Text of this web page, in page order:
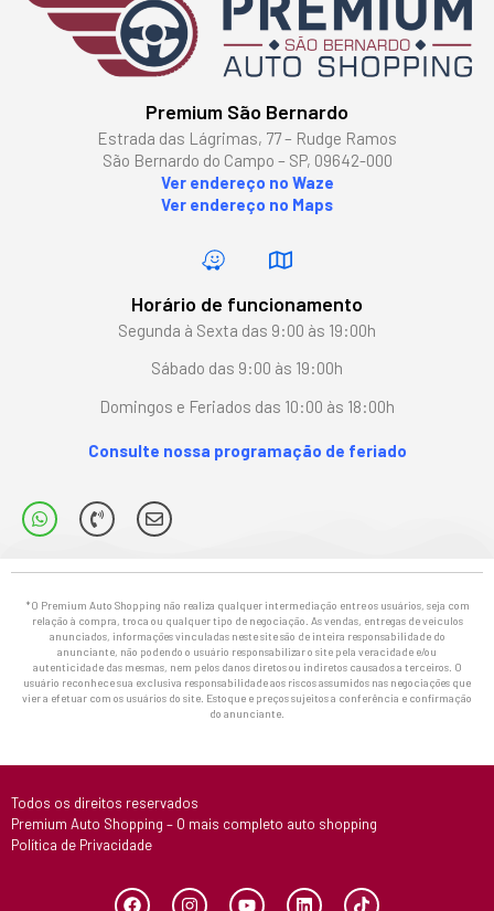
Premium São Bernardo
Estrada das Lágrimas, 77 – Rudge Ramos
São Bernardo do Campo – SP, 09642-000
Ver endereço no Waze
Ver endereço no Maps
Horário de funcionamento
Segunda à Sexta das 9:00 às 19:00h
Sábado das 9:00 às 19:00h
Domingos e Feriados das 10:00 às 18:00h
Consulte nossa programação de feriado
*O Premium Auto Shopping não realiza qualquer intermediação entre os usuários, seja com
relação à compra, troca ou qualquer tipo de negociação. As vendas, entregas de veículos
anunciados, informações vinculadas neste site são de inteira responsabilidade do
anunciante, não podendo o usuário responsabilizar o site pela veracidade e/ou
autenticidade das mesmas, nem pelos danos diretos ou indiretos causados a terceiros. O
usuário reconhece sua exclusiva responsabilidade aos riscos assumidos nas negociações que
vier a efetuar com os usuários do site. Estoque e preços sujeitos a conferência e confirmação
do anunciante.
Todos os direitos reservados
Premium Auto Shopping – O mais completo auto shopping
Política de Privacidade